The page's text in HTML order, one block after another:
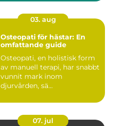
03. aug
Osteopati för hästar: En
omfattande guide
Osteopati, en holistisk form
av manuell terapi, har snabbt
vunnit mark inom
djurvården, sä...
07. jul